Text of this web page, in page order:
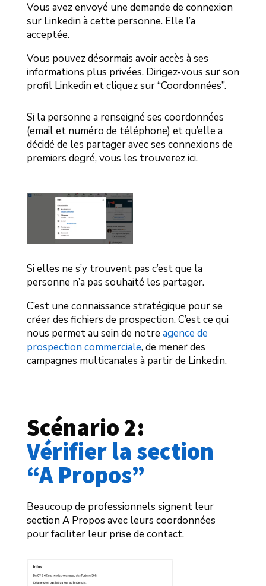
Vous avez envoyé une demande de connexion
sur Linkedin à cette personne. Elle l’a
acceptée.
Vous pouvez désormais avoir accès à ses
informations plus privées. Dirigez-vous sur son
profil Linkedin et cliquez sur “Coordonnées”.
Si la personne a renseigné ses coordonnées
(email et numéro de téléphone) et qu’elle a
décidé de les partager avec ses connexions de
premiers degré, vous les trouverez ici.
Si elles ne s’y trouvent pas c’est que la
personne n’a pas souhaité les partager.
C’est une connaissance stratégique pour se
créer des fichiers de prospection. C’est ce qui
nous permet au sein de notre agence de
prospection commerciale, de mener des
campagnes multicanales à partir de Linkedin.
Scénario 2:
Vérifier la section
“A Propos”
Beaucoup de professionnels signent leur
section A Propos avec leurs coordonnées
pour faciliter leur prise de contact.